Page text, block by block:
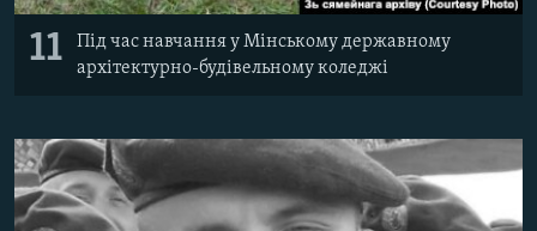
11
Під час навчання у Мінському державному
архітектурно-будівельному коледжі